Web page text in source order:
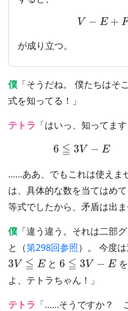
−E +
が成り立つ。
僕 「そうだね。 僕たちはそ
式を知ってる！」
テトラ 「はいっ、知ってま
6≦ −E
……ああ、でもこれは使えま
は、具体的な数を当てはめ
等式でしたから、矛盾は出ま
僕 「違う違う。それは二部
と（第298回参照 ）。 今度
3V≦E
と
6≦3V−E
を
よ、テトラちゃん！」
テトラ 「……そうですか？